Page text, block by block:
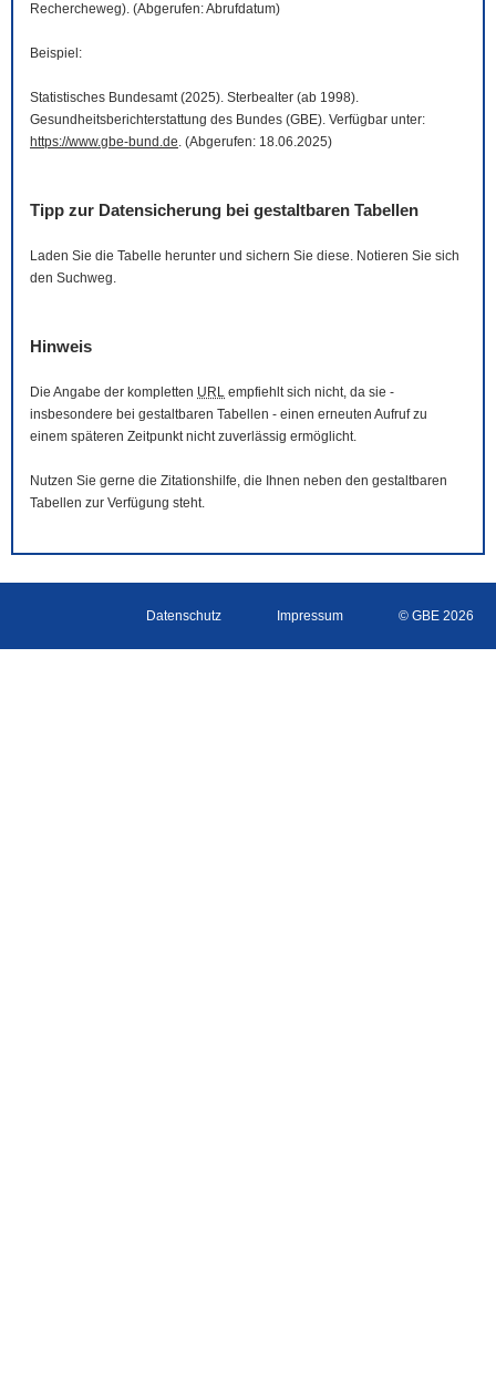
Rechercheweg). (Abgerufen: Abrufdatum)
Beispiel:
Statistisches Bundesamt (2025). Sterbealter (ab 1998).
Gesundheitsberichterstattung des Bundes (GBE). Verfügbar unter:
https://www.gbe-bund.de. (Abgerufen: 18.06.2025)
Tipp zur Datensicherung bei gestaltbaren Tabellen
Laden Sie die Tabelle herunter und sichern Sie diese. Notieren Sie sich
den Suchweg.
Hinweis
Die Angabe der kompletten URL empfiehlt sich nicht, da sie -
insbesondere bei gestaltbaren Tabellen - einen erneuten Aufruf zu
einem späteren Zeitpunkt nicht zuverlässig ermöglicht.
Nutzen Sie gerne die Zitationshilfe, die Ihnen neben den gestaltbaren
Tabellen zur Verfügung steht.
Datenschutz Impressum © GBE 2026